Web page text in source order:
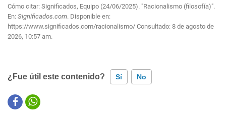
Cómo citar: Significados, Equipo (24/06/2025). "Racionalismo (filosofía)".
En: Significados.com. Disponible en:
https://www.significados.com/racionalismo/ Consultado: 8 de agosto de
2026, 10:57 am.
¿Fue útil este contenido? Sí No
Este contenido contiene información incorrecta